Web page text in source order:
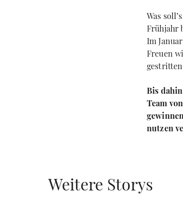
Was
Frühjahr
Im
Freuen
Bis
Team
nutzen
Weitere Storys